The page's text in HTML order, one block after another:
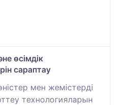
өсімдік
сараптау
мен жемістерді
технологияларын